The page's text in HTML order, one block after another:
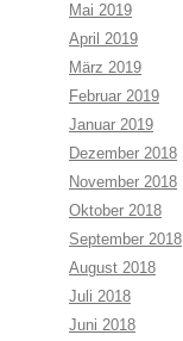
Mai 2019
April 2019
März 2019
Februar 2019
Januar 2019
Dezember 2018
November 2018
Oktober 2018
September 2018
August 2018
Juli 2018
Juni 2018